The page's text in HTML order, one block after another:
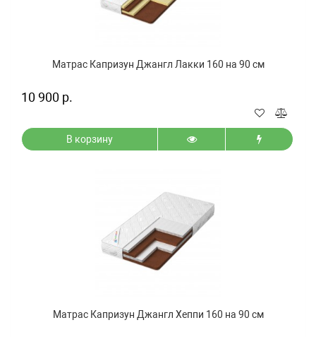
Матрас Капризун Джангл Лакки 160 на 90 см
10 900 р.
В корзину
Матрас Капризун Джангл Хеппи 160 на 90 см